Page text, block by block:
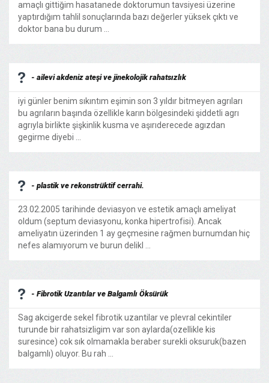
amaçlı gittiğim hasatanede doktorumun tavsiyesi üzerine
yaptırdığım tahlil sonuçlarında bazı değerler yüksek çıktı ve
doktor bana bu durum ...
- ailevi akdeniz ateşi ve jinekolojik rahatsızlık
iyi günler benim sıkıntım eşimin son 3 yıldır bitmeyen agrıları
bu agrıların başında özellikle karın bölgesindeki şiddetli agrı
agrıyla birlikte şişkinlik kusma ve aşırıderecede agızdan
gegirme diyebi ...
- plastik ve rekonstrüktif cerrahi.
23.02.2005 tarihinde deviasyon ve estetik amaçlı ameliyat
oldum (septum deviasyonu, konka hipertrofisi). Ancak
ameliyatın üzerinden 1 ay geçmesine rağmen burnumdan hiç
nefes alamıyorum ve burun delikl ...
- Fibrotik Uzantılar ve Balgamlı Öksürük
Sag akcigerde sekel fibrotik uzantilar ve plevral cekintiler
turunde bir rahatsizligim var son aylarda(ozellikle kis
suresince) cok sık olmamakla beraber surekli oksuruk(bazen
balgamlı) oluyor. Bu rah ...